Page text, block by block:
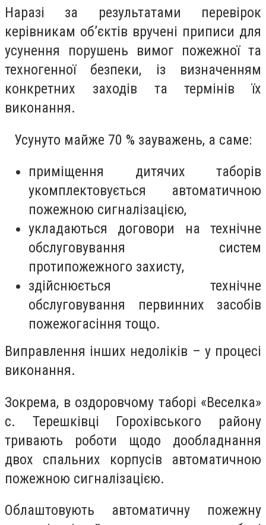
Наразі за результатами перевірок
керівникам об’єктів вручені приписи для
усунення порушень вимог пожежної та
техногенної безпеки, із визначенням
конкретних заходів та термінів їх
виконання.
Усунуто майже 70 % зауважень, а саме:
приміщення дитячих таборів
укомплектовується автоматичною
пожежною сигналізацією,
укладаються договори на технічне
обслуговування систем
протипожежного захисту,
здійснюється технічне
обслуговування первинних засобів
пожежогасіння тощо.
Виправлення інших недоліків – у процесі
виконання.
Зокрема, в оздоровчому таборі «Веселка»
с. Терешківці Горохівського району
тривають роботи щодо дообладнання
двох спальних корпусів автоматичною
пожежною сигналізацією.
Облаштовують автоматичну пожежну